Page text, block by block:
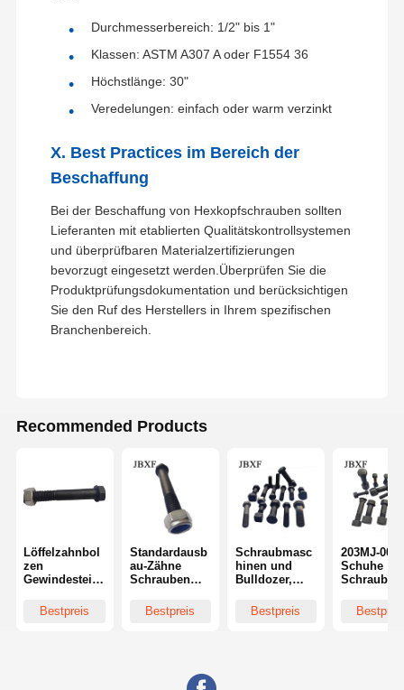
Durchmesserbereich: 1/2" bis 1"
Klassen: ASTM A307 A oder F1554 36
Höchstlänge: 30"
Veredelungen: einfach oder warm verzinkt
X. Best Practices im Bereich der
Beschaffung
Bei der Beschaffung von Hexkopfschrauben sollten
Lieferanten mit etablierten Qualitätskontrollsystemen
und überprüfbaren Materialzertifizierungen
bevorzugt eingesetzt werden.Überprüfen Sie die
Produktprüfungsdokumentation und berücksichtigen
Sie den Ruf des Herstellers in Ihrem spezifischen
Branchenbereich.
Recommended Products
Löffelzahnbol
zen
Gewindesteig
Länge 50 mm
Innensechska
Bestpreis
Standardausb
au-Zähne
Schrauben
Zahn Schnitt
Schraube und
Bestpreis
Schraubmasc
hinen und
Bulldozer,
und Muttern
für Komatsu
Bestpreis
203MJ-
Schuhe
Schraube
SHANTUI
SD16 SD22